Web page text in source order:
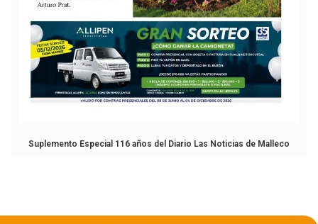
Suplemento Especial 116 años del Diario Las Noticias de Malleco